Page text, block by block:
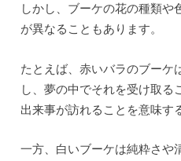
しかし、ブーケの花の種類や
が異なることもあります。
たとえば、赤いバラのブーケ
し、夢の中でそれを受け取る
出来事が訪れることを意味す
一方、白いブーケは純粋さや